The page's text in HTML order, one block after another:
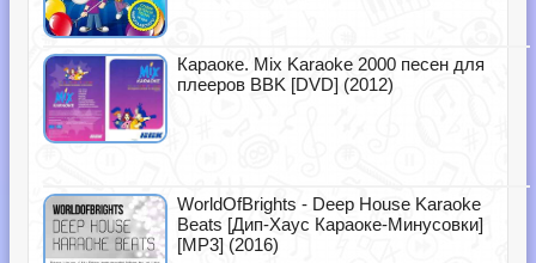
Караоке. Mix Karaoke 2000 песен для
плееров BBK [DVD] (2012)
WorldOfBrights - Deep House Karaoke
Beats [Дип-Хаус Караоке-Минусовки]
[MP3] (2016)